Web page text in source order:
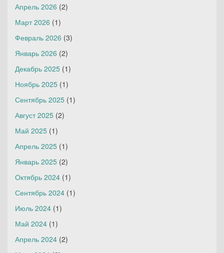
Апрель 2026 (2)
Март 2026 (1)
Февраль 2026 (3)
Январь 2026 (2)
Декабрь 2025 (1)
Ноябрь 2025 (1)
Сентябрь 2025 (1)
Август 2025 (2)
Май 2025 (1)
Апрель 2025 (1)
Январь 2025 (2)
Октябрь 2024 (1)
Сентябрь 2024 (1)
Июль 2024 (1)
Май 2024 (1)
Апрель 2024 (2)